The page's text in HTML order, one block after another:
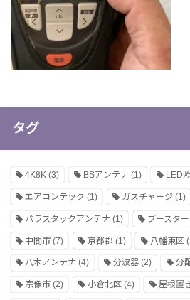
タグ
4K8K (3) BSアンテナ(1) LED
エアコンテック (1) ガスチャージ (1)
パラスタックアンテナ (1) ブースター
中間市 (7) 京都郡 (1) 八幡東区
八木アンテナ (4) 分波器(2) 分
宗像市 (2) 小倉北区(4) 屋根置